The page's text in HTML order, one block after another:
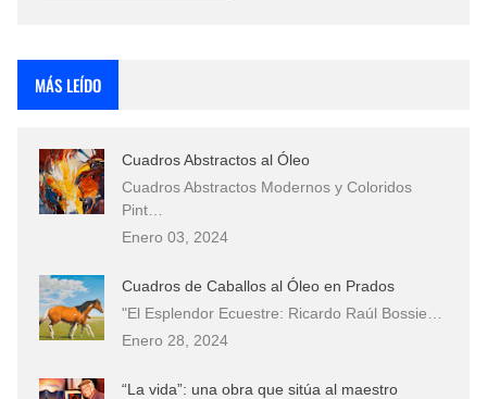
Que significan los cuadros de negras africanas?
El mundo del arte en pintura surrealista
MÁS LEÍDO
Cuadros Abstractos al Óleo
Cuadros Abstractos Modernos y Coloridos
Pint…
Enero 03, 2024
Cuadros de Caballos al Óleo en Prados
"El Esplendor Ecuestre: Ricardo Raúl Bossie…
Enero 28, 2024
“La vida”: una obra que sitúa al maestro